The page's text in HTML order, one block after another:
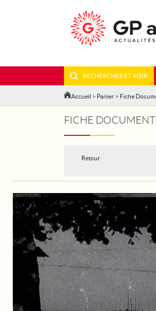
RECHERCHER ET VOIR
Accueil > Panier > Fiche
FICHE DOCUMENT
Retour